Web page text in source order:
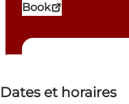
Book
Dates et horaires
Visiter le site web